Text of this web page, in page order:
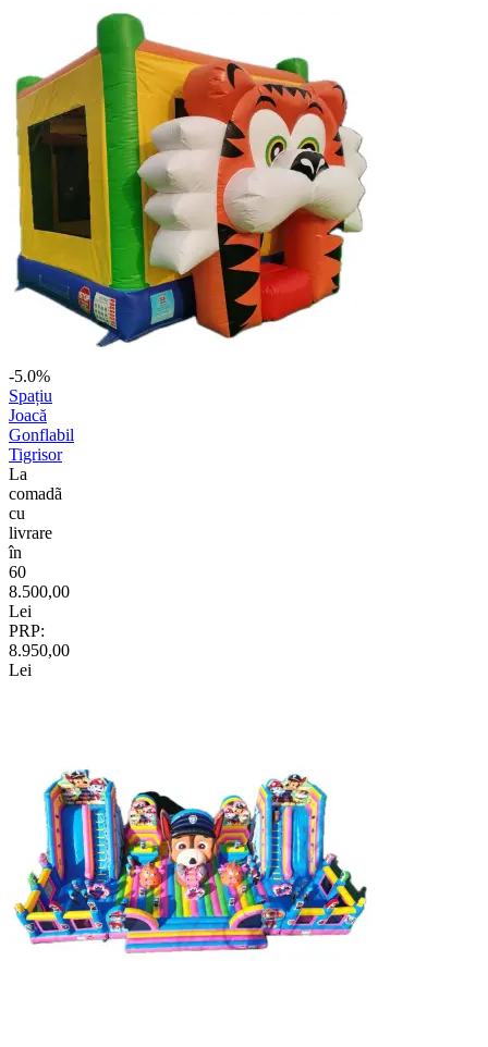
-5.0%
Spațiu
Joacă
Gonflabil
Tigrisor
La
comadã
cu
livrare
în
60
8.500,00
Lei
PRP:
8.950,00
Lei